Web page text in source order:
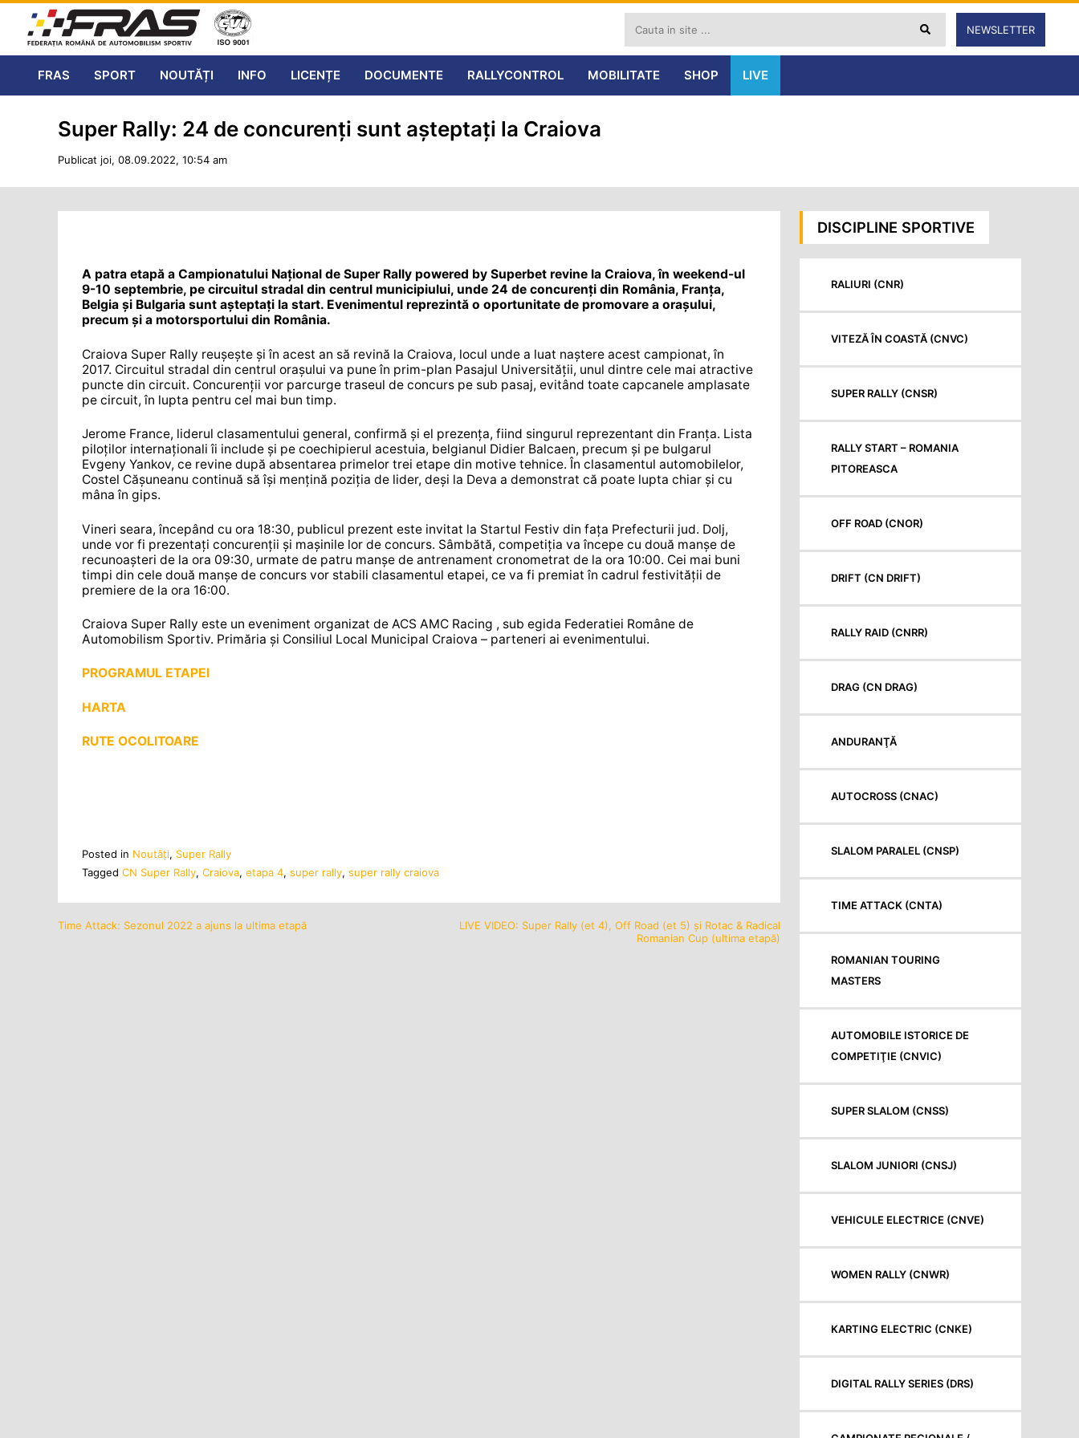
NEWSLETTER
FRAS SPORT NOUTĂȚI INFO LICENȚE DOCUMENTE RALLYCONTROL MOBILITATE SHOP LIVE
Super Rally: 24 de concurenți sunt așteptați la Craiova
Publicat joi, 08.09.2022, 10:54 am
A patra etapă a Campionatului Național de Super Rally powered by Superbet revine la Craiova, în weekend-ul
9-10 septembrie, pe circuitul stradal din centrul municipiului, unde 24 de concurenți din România, Franța,
Belgia și Bulgaria sunt așteptați la start. Evenimentul reprezintă o oportunitate de promovare a orașului,
precum și a motorsportului din România.
Craiova Super Rally reușește și în acest an să revină la Craiova, locul unde a luat naștere acest campionat, în
2017. Circuitul stradal din centrul orașului va pune în prim-plan Pasajul Universității, unul dintre cele mai atractive
puncte din circuit. Concurenții vor parcurge traseul de concurs pe sub pasaj, evitând toate capcanele amplasate
pe circuit, în lupta pentru cel mai bun timp.
Jerome France, liderul clasamentului general, confirmă și el prezența, fiind singurul reprezentant din Franța. Lista
piloților internaționali îi include și pe coechipierul acestuia, belgianul Didier Balcaen, precum și pe bulgarul
Evgeny Yankov, ce revine după absentarea primelor trei etape din motive tehnice. În clasamentul automobilelor,
Costel Cășuneanu continuă să își mențină poziția de lider, deși la Deva a demonstrat că poate lupta chiar și cu
mâna în gips.
Vineri seara, începând cu ora 18:30, publicul prezent este invitat la Startul Festiv din fața Prefecturii jud. Dolj,
unde vor fi prezentați concurenții și mașinile lor de concurs. Sâmbătă, competiția va începe cu două manșe de
recunoașteri de la ora 09:30, urmate de patru manșe de antrenament cronometrat de la ora 10:00. Cei mai buni
timpi din cele două manșe de concurs vor stabili clasamentul etapei, ce va fi premiat în cadrul festivității de
premiere de la ora 16:00.
Craiova Super Rally este un eveniment organizat de ACS AMC Racing , sub egida Federatiei Române de
Automobilism Sportiv. Primăria și Consiliul Local Municipal Craiova – parteneri ai evenimentului.
PROGRAMUL ETAPEI
HARTA
RUTE OCOLITOARE
Posted in Noutăţi, Super Rally
Tagged CN Super Rally, Craiova, etapa 4, super rally, super rally craiova
Navigare
Time Attack: Sezonul 2022 a ajuns la ultima etapă
LIVE VIDEO: Super Rally (et 4), Off Road (et 5) și Rotac & Radical
Romanian Cup (ultima etapă)
DISCIPLINE SPORTIVE
RALIURI (CNR)
VITEZĂ ÎN COASTĂ (CNVC)
SUPER RALLY (CNSR)
RALLY START – ROMANIA
PITOREASCA
OFF ROAD (CNOR)
DRIFT (CN DRIFT)
RALLY RAID (CNRR)
DRAG (CN DRAG)
ANDURANŢĂ
AUTOCROSS (CNAC)
SLALOM PARALEL (CNSP)
TIME ATTACK (CNTA)
ROMANIAN TOURING
MASTERS
AUTOMOBILE ISTORICE DE
COMPETIŢIE (CNVIC)
SUPER SLALOM (CNSS)
SLALOM JUNIORI (CNSJ)
VEHICULE ELECTRICE (CNVE)
WOMEN RALLY (CNWR)
KARTING ELECTRIC (CNKE)
DIGITAL RALLY SERIES (DRS)